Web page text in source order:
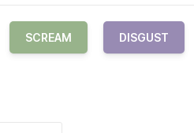
SCREAM DISGUST